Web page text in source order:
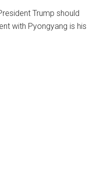
Trump should
with Pyongyang is his